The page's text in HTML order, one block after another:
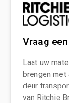
Vraag
Laat uw
brengen
deur
van Ritchie